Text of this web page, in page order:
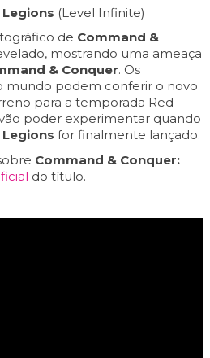
(Level Infinite)
de Command &
mostrando uma ameaça
& Conquer. Os
mundo podem conferir o novo
para a temporada Red
poder experimentar quando
for finalmente lançado.
Command & Conquer:
do título.